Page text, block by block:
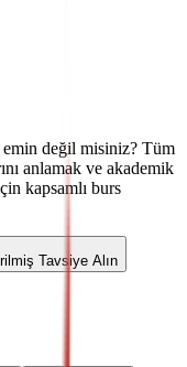
değil misiniz? Tüm
anlamak ve akademik
kapsamlı burs
Tavsiye Alın